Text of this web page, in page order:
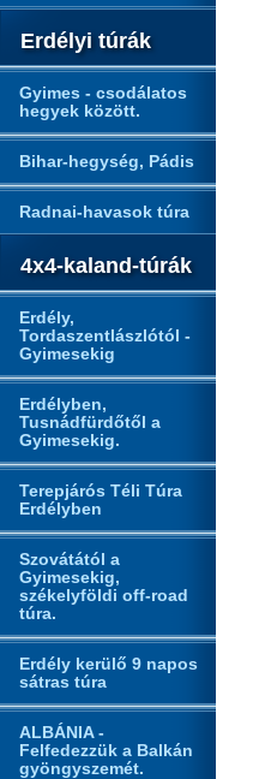
Erdélyi túrák
Gyimes - csodálatos
hegyek között.
Bihar-hegység, Pádis
Radnai-havasok túra
4x4-kaland-túrák
Erdély,
Tordaszentlászlótól -
Gyimesekig
Erdélyben,
Tusnádfürdőtől a
Gyimesekig.
Terepjárós Téli Túra
Erdélyben
Szovátától a
Gyimesekig,
székelyföldi off-road
túra.
Erdély kerülő 9 napos
sátras túra
ALBÁNIA -
Felfedezzük a Balkán
gyöngyszemét.